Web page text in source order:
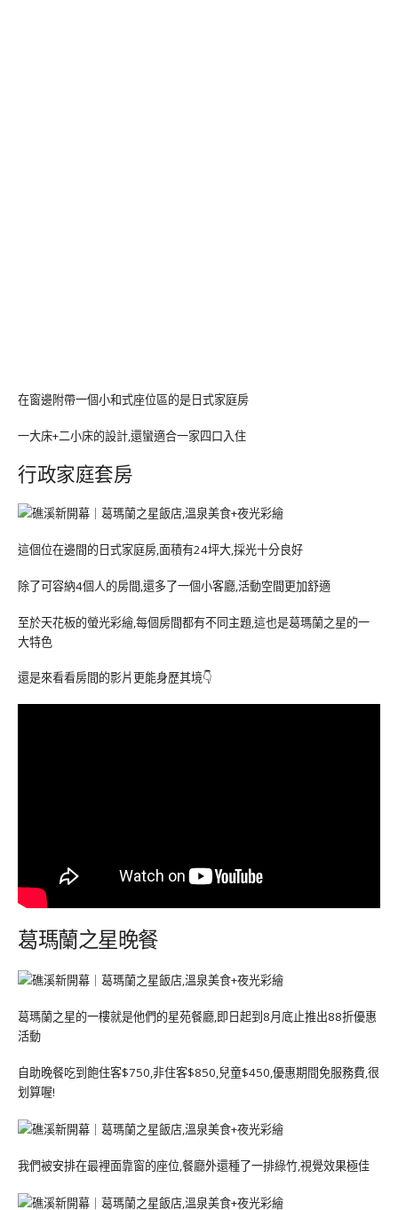
在窗邊附帶一個小和式座位區的是日式家庭房
一大床+二小床的設計,還蠻適合一家四口入住
行政家庭套房
這個位在邊間的日式家庭房,面積有24坪大,採光十分良好
除了可容納4個人的房間,還多了一個小客廳,活動空間更加舒適
至於天花板的螢光彩繪,每個房間都有不同主題,這也是葛瑪蘭之星的一
大特色
還是來看看房間的影片更能身歷其境👇
葛瑪蘭之星晚餐
葛瑪蘭之星的一樓就是他們的星苑餐廳,即日起到8月底止推出88折優惠
活動
自助晚餐吃到飽住客$750,非住客$850,兒童$450,優惠期間免服務費,很
划算喔!
我們被安排在最裡面靠窗的座位,餐廳外還種了一排綠竹,視覺效果極佳